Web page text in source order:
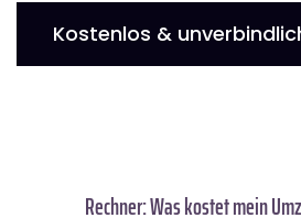
Kostenlos &
Rechner: Was kostet mein